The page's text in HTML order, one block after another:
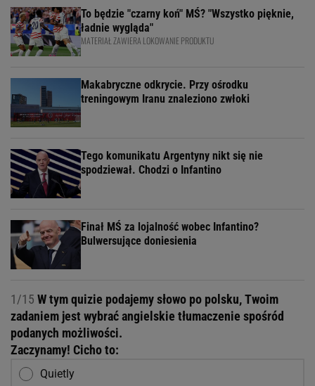
To będzie "czarny koń" MŚ? "Wszystko pięknie,
ładnie wygląda"
MATERIAŁ ZAWIERA LOKOWANIE PRODUKTU
Makabryczne odkrycie. Przy ośrodku
treningowym Iranu znaleziono zwłoki
Tego komunikatu Argentyny nikt się nie
spodziewał. Chodzi o Infantino
Finał MŚ za lojalność wobec Infantino?
Bulwersujące doniesienia
1/15 W tym quizie podajemy słowo po polsku, Twoim
zadaniem jest wybrać angielskie tłumaczenie spośród
podanych możliwości.
Zaczynamy! Cicho to:
Quietly